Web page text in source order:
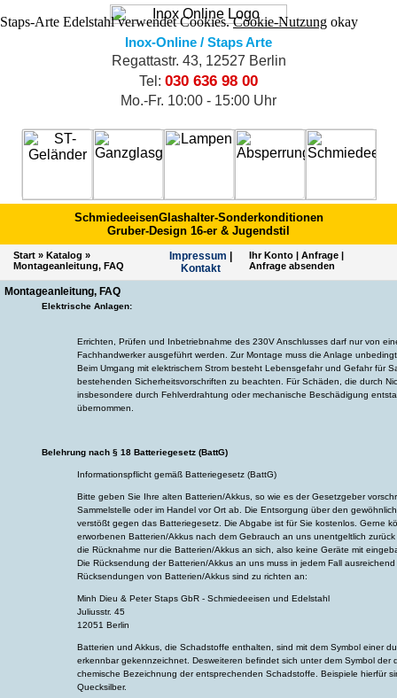
Staps-Arte Edelstahl verwendet Cookies.Cookie-Nutzung okay
Inox-Online / Staps Arte
Regattastr. 43, 12527 Berlin
Tel: 030 636 98 00
Mo.-Fr. 10:00 - 15:00 Uhr
SchmiedeeisenGlashalter-Sonderkonditionen
Gruber-Design 16-er & Jugendstil
Start » Katalog »
Montageanleitung, FAQ
Impres­sum
Kontakt
Ihr Konto| Anfrage|
Anfrage absenden
Montageanleitung, FAQ
Elektrische Anlagen:
Errichten, Prüfen und Inbetriebnahme des 230V Anschlusses darf nur von
Fachhandwerker ausgeführt werden. Zur Montage muss die Anlage
Beim Umgang mit elektrischem Strom besteht Lebensgefahr und Gefahr für
bestehenden Sicherheitsvorschriften zu beachten. Für Schäden, die durch
insbesondere durch Fehlverdrahtung oder mechanische Beschädigung
übernommen.
Belehrung nach § 18 Batteriegesetz (BattG)
Informationspflicht gemäß Batteriegesetz (BattG)
Bitte geben Sie Ihre alten Batterien/Akkus, so wie es der Gesetzgeber
Sammelstelle oder im Handel vor Ort ab. Die Entsorgung über den
verstößt gegen das Batteriegesetz. Die Abgabe ist für Sie kostenlos. Gerne
erworbenen Batterien/Akkus nach dem Gebrauch an uns unentgeltlich
die Rücknahme nur die Batterien/Akkus an sich, also keine Geräte mit
Die Rücksendung der Batterien/Akkus an uns muss in jedem Fall
Rücksendungen von Batterien/Akkus sind zu richten an:
Minh Dieu & Peter Staps GbR - Schmiedeeisen und Edelstahl
Juliusstr. 45
12051 Berlin
Batterien und Akkus, die Schadstoffe enthalten, sind mit dem Symbol einer
erkennbar gekennzeichnet. Desweiteren befindet sich unter dem Symbol der
chemische Bezeichnung der entsprechenden Schadstoffe. Beispiele hierfür
Quecksilber.